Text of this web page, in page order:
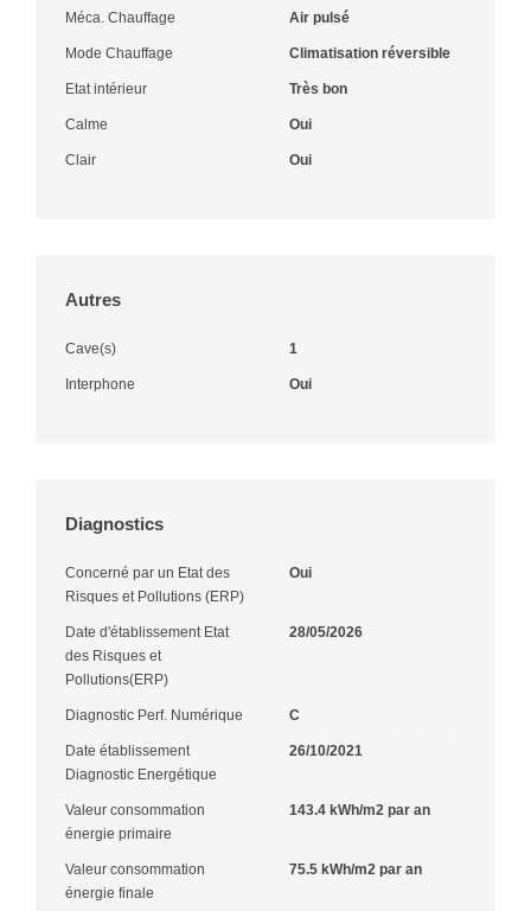
Méca. Chauffage Air pulsé
Mode Chauffage Climatisation réversible
Etat intérieur Très bon
Calme Oui
Clair Oui
Autres
Cave(s) 1
Interphone Oui
Diagnostics
Concerné par un Etat des
Risques et Pollutions (ERP)
Oui
Date d'établissement Etat
des Risques et
Pollutions(ERP)
28/05/2026
Diagnostic Perf. Numérique C
Date établissement
Diagnostic Energétique
26/10/2021
Valeur consommation
énergie primaire
143.4 kWh/m2 par an
Valeur consommation
énergie finale
75.5 kWh/m2 par an